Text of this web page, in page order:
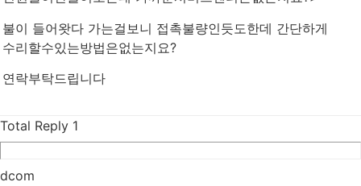
불이 들어왓다 가는걸보니 접촉불량인듯도한데 간단하게
수리할수있는방법은없는지요?
연락부탁드립니다
Total Reply 1
dcom